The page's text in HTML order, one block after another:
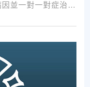
並一對一對症治
脫不適。